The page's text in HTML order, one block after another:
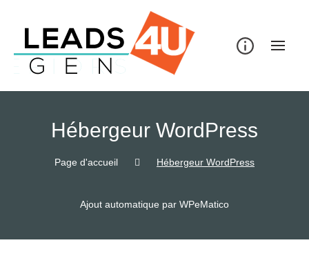
Hébergeur WordPress
Page d'accueil Hébergeur WordPress
Ajout automatique par WPeMatico